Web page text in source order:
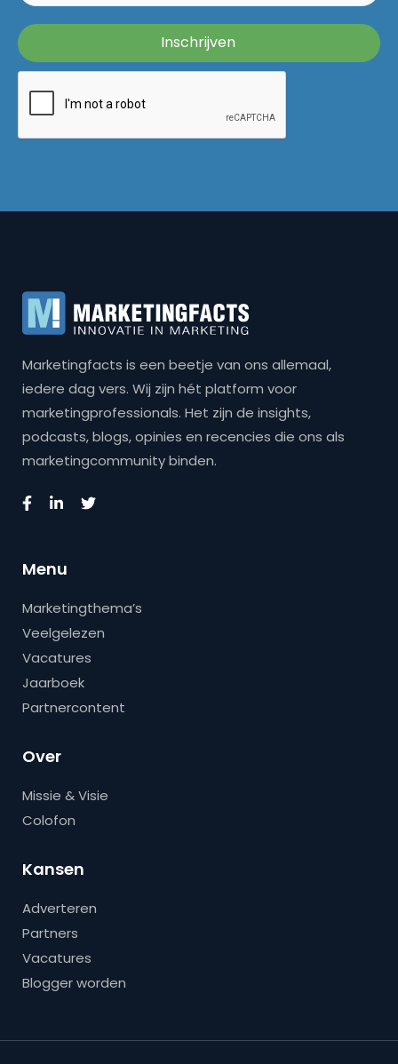
Marketingfacts is een beetje van ons allemaal,
iedere dag vers. Wij zijn hét platform voor
marketingprofessionals. Het zijn de insights,
podcasts, blogs, opinies en recencies die ons als
marketingcommunity binden.
Menu
Marketingthema’s
Veelgelezen
Vacatures
Jaarboek
Partnercontent
Over
Missie & Visie
Colofon
Kansen
Adverteren
Partners
Vacatures
Blogger worden